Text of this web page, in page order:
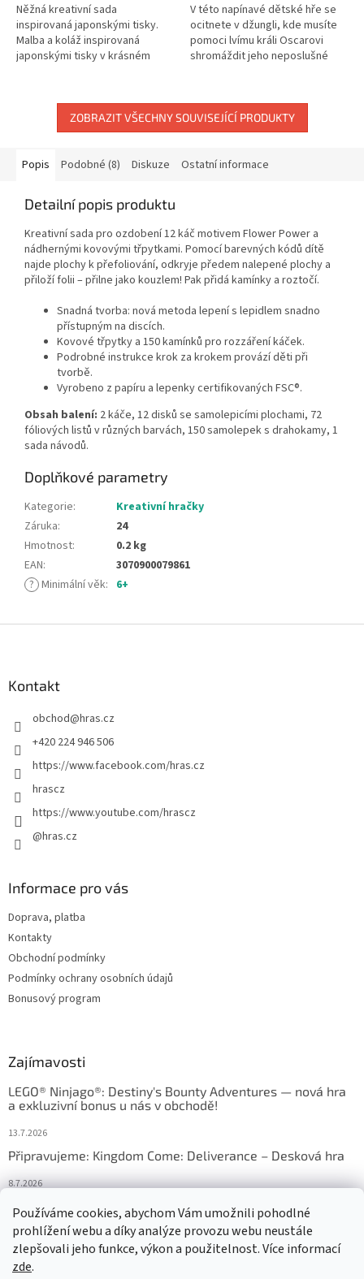
Používáme cookies, abychom Vám umožnili pohodlné
prohlížení webu a díky analýze provozu webu neustále
zlepšovali jeho funkce, výkon a použitelnost. Více informací
zde.
Něžná kreativní sada
inspirovaná japonskými tisky.
Malba a koláž inspirovaná
japonskými tisky v krásném
pro seznámení se...
V této napínavé dětské hře se
ocitnete v džungli, kde musíte
pomoci lvímu králi Oscarovi
shromáždit jeho neposlušné
sbírat co...
ZOBRAZIT VŠECHNY SOUVISEJÍCÍ PRODUKTY
Popis Podobné (8) Diskuze Ostatní informace
Detailní popis produktu
Kreativní sada pro ozdobení 12 káč motivem Flower Power a
nádhernými kovovými třpytkami. Pomocí barevných kódů dítě
najde plochy k přefoliování, odkryje předem nalepené plochy a
přiloží folii – přilne jako kouzlem! Pak přidá kamínky a roztočí.
Snadná tvorba: nová metoda lepení s lepidlem snadno
přístupným na discích.
Kovové třpytky a 150 kamínků pro rozzáření káček.
Podrobné instrukce krok za krokem provází děti při
tvorbě.
Vyrobeno z papíru a lepenky certifikovaných FSC®.
Obsah balení: 2 káče, 12 disků se samolepicími plochami, 72
fóliových listů v různých barvách, 150 samolepek s drahokamy, 1
sada návodů.
Doplňkové parametry
Kategorie:
Kreativní hračky
Záruka:
24
Hmotnost:
0.2 kg
EAN:
3070900079861
? Minimální věk: 6+
Kontakt
obchod@hras.cz
+420 224 946 506
https://www.facebook.com/hras.cz
hrascz
https://www.youtube.com/hrascz
@hras.cz
Informace pro vás
Doprava, platba
Kontakty
Obchodní podmínky
Podmínky ochrany osobních údajů
Bonusový program
Zajímavosti
LEGO® Ninjago®: Destiny's Bounty Adventures — nová hra
a exkluzivní bonus u nás v obchodě!
13.7.2026
Připravujeme: Kingdom Come: Deliverance – Desková hra
8.7.2026
Nejlepší deskové hry: výběr, který frčí v celém Česku
18.6.2026